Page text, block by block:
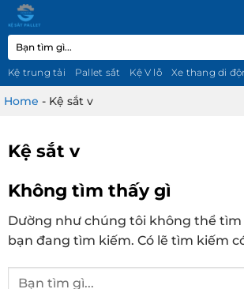
qua
nội
dung
Tìm
kiếm:
Kệ trung tải Pallet sắt Kệ V lỗ Xe thang di
Home - Kệ sắt v
Kệ sắt v
Không tìm thấy gì
Dường như chúng tôi không thể
bạn đang tìm kiếm. Có lẽ tìm kiếm